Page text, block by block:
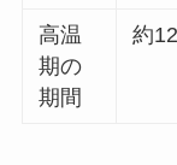
高温
期の
期間
約